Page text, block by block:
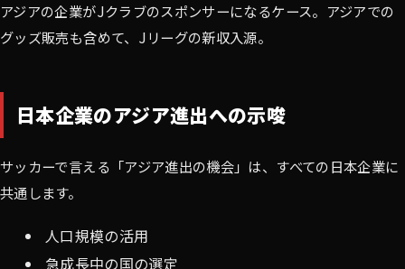
アジアの企業がJクラブのスポンサーになるケース。アジアでの
グッズ販売も含めて、Jリーグの新収入源。
日本企業のアジア進出への示唆
サッカーで言える「アジア進出の機会」は、すべての日本企業に
共通します。
人口規模の活用
急成長中の国の選定